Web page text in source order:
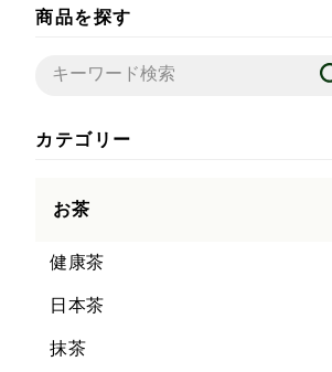
商品を探す
カテゴリー
お茶
健康茶
日本茶
抹茶